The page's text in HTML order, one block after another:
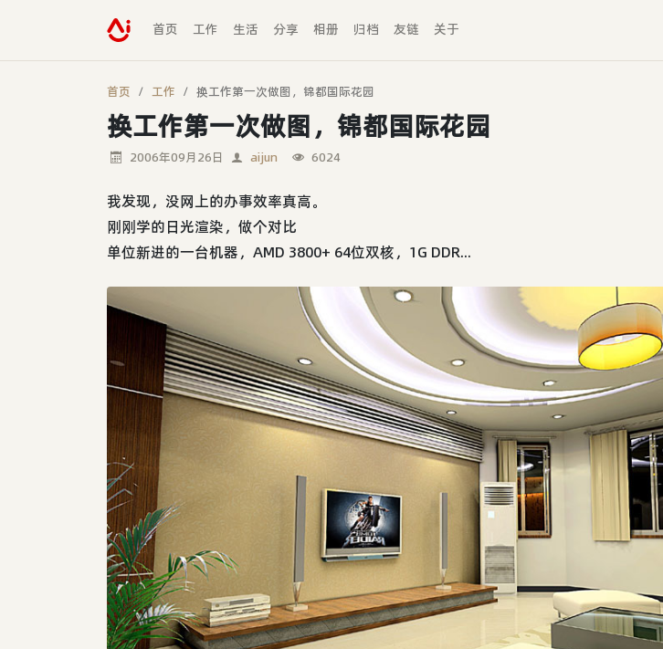
首页 工作 生活 分享 相册 归档 友链 关于
首页 工作 换工作第一次做图，锦都国际花园
换工作第一次做图，锦都国际花园
2006年09月26日 aijun 6024
我发现，没网上的办事效率真高。
刚刚学的日光渲染，做个对比
单位新进的一台机器，AMD 3800+ 64位双核，1G DDR...